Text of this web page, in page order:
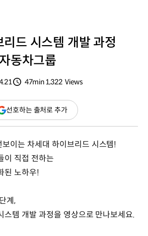
드 시스템 개발 과정
동차그룹
47min1,322 Views
선호하는 출처로 추가(새
창
이는 차세대 하이브리드 시스템!
이 직접 전하는
된 노하우!
계,
스템 개발 과정을 영상으로 만나보세요.